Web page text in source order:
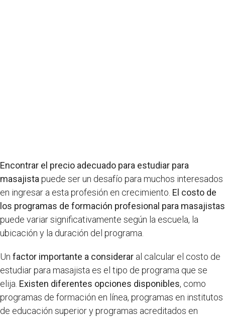
Encontrar el precio adecuado para estudiar para
masajista puede ser un desafío para muchos interesados
en ingresar a esta profesión en crecimiento. El costo de
los programas de formación profesional para masajistas
puede variar significativamente según la escuela, la
ubicación y la duración del programa.
Un factor importante a considerar al calcular el costo de
estudiar para masajista es el tipo de programa que se
elija. Existen diferentes opciones disponibles, como
programas de formación en línea, programas en institutos
de educación superior y programas acreditados en